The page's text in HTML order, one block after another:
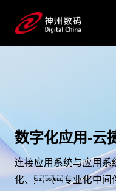
数字化应用-云
连接应用系统与应用
化、专业化中间